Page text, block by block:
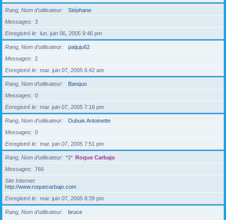
Rang, Nom d’utilisateur
Stéphane
Messages
3
Enregistré le
lun. juin 06, 2005 9:46 pm
Rang, Nom d’utilisateur
patjuju62
Messages
2
Enregistré le
mar. juin 07, 2005 6:42 am
Rang, Nom d’utilisateur
Banquo
Messages
0
Enregistré le
mar. juin 07, 2005 7:16 pm
Rang, Nom d’utilisateur
Dubuis Antoinette
Messages
0
Enregistré le
mar. juin 07, 2005 7:51 pm
Rang, Nom d’utilisateur *3* Roque Carbajo
Messages
766
Site Internet
http://www.roquecarbajo.com
Enregistré le
mar. juin 07, 2005 8:39 pm
Rang, Nom d’utilisateur
bruce